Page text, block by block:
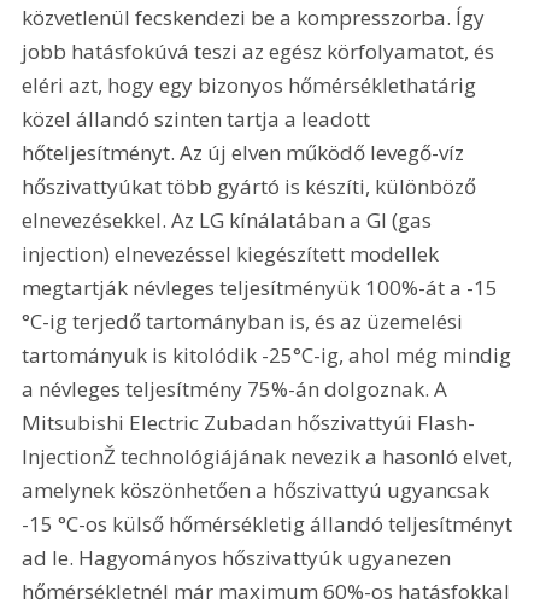
közvetlenül fecskendezi be a kompresszorba. Így
jobb hatásfokúvá teszi az egész körfolyamatot, és
eléri azt, hogy egy bizonyos hőmérséklethatárig
közel állandó szinten tartja a leadott
hőteljesítményt. Az új elven működő levegő-víz
hőszivattyúkat több gyártó is készíti, különböző
elnevezésekkel. Az LG kínálatában a GI (gas
injection) elnevezéssel kiegészített modellek
megtartják névleges teljesítményük 100%-át a -15
°C-ig terjedő tartományban is, és az üzemelési
tartományuk is kitolódik -25°C-ig, ahol még mindig
a névleges teljesítmény 75%-án dolgoznak. A
Mitsubishi Electric Zubadan hőszivattyúi Flash-
InjectionŽ technológiájának nevezik a hasonló elvet,
amelynek köszönhetően a hőszivattyú ugyancsak
-15 °C-os külső hőmérsékletig állandó teljesítményt
ad le. Hagyományos hőszivattyúk ugyanezen
hőmérsékletnél már maximum 60%-os hatásfokkal